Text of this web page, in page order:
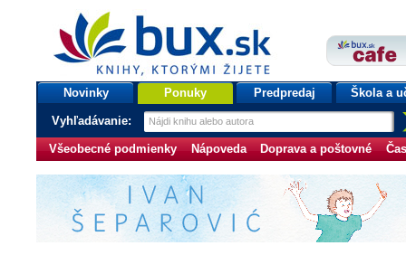
bux.sk
knihy, ktorými žijete
Úvodná stránka
Novinky Ponuky Predpredaj Škola a
Vyhľadávanie:
Všeobecné podmienky Nápoveda Doprava a poštovné